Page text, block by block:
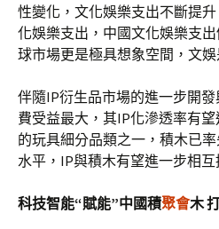
性變化，文化娛樂支出不斷提
化娛樂支出，中國文化娛樂支
球市場更是極具想象空間，文
伴隨IP衍生品市場的進一步開
費受益最大，其IP化滲透率有
的玩具細分品類之一，積木已
水平，IP與積木有望進一步相互
科技智能“賦能”中國積聚會木